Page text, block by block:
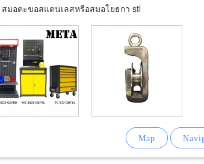
มอตะขอสแตนเลสหรือสมอโยธกา stl